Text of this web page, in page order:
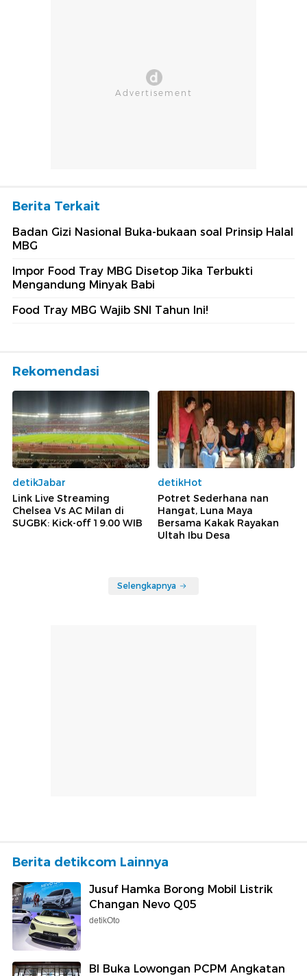
Berita Terkait
Badan Gizi Nasional Buka-bukaan soal Prinsip Halal
MBG
Impor Food Tray MBG Disetop Jika Terbukti
Mengandung Minyak Babi
Food Tray MBG Wajib SNI Tahun Ini!
Rekomendasi
detikJabar
Link Live Streaming
Chelsea Vs AC Milan di
SUGBK: Kick-off 19.00 WIB
detikHot
Potret Sederhana nan
Hangat, Luna Maya
Bersama Kakak Rayakan
Ultah Ibu Desa
Selengkapnya
Berita detikcom Lainnya
Jusuf Hamka Borong Mobil Listrik
Changan Nevo Q05
detikOto
BI Buka Lowongan PCPM Angkatan